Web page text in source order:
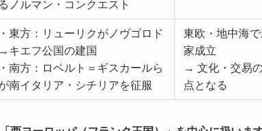
るノルマン・コンクエスト
・東方：リューリクがノヴゴロド
→キエフ公国の建国
・南方：ロベルト＝ギスカールら
南イタリア・シチリアを征服
東欧・地中海で
家成立
→ 文化・交易
点となる